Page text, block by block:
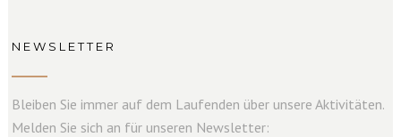
NEWSLETTER
Bleiben Sie immer auf dem Laufenden über unsere Aktivitäten.
Melden Sie sich an für unseren Newsletter: